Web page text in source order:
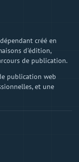
créé en
d'édition,
de publication.
publication web
et une